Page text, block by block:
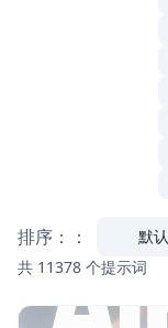
排序：： 默认
共 11378 个提示词